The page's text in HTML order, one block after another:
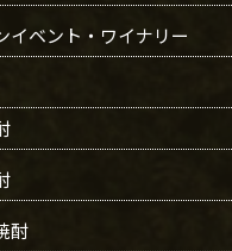
ベント・ワイナリー
酎